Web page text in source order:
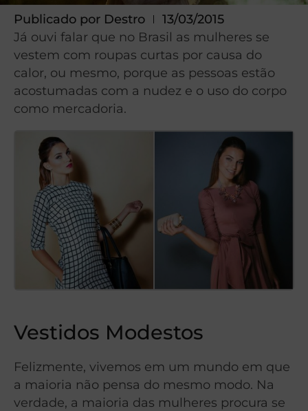
Publicado por Destro
13/03/2015
Já ouvi falar que no Brasil as mulheres se
vestem com roupas curtas por causa do
calor, ou mesmo, porque as pessoas estão
acostumadas com a nudez e o uso do corpo
como mercadoria.
Vestidos Modestos
Felizmente, vivemos em um mundo em que
a maioria não pensa do mesmo modo. Na
verdade, a maioria das mulheres procura se